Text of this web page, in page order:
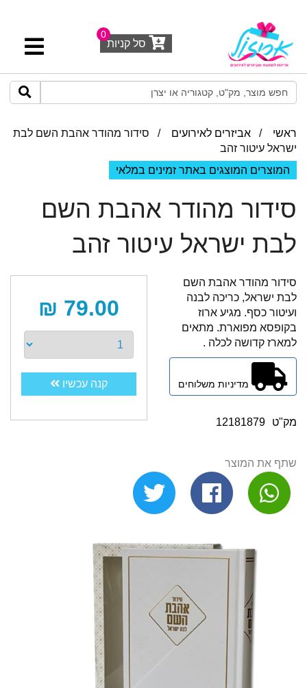
סל קניות
0
ראשי / אביזרים לאירועים / סידור מהודר אהבת השם לבת
ישראל עיטור זהב
המוצרים המוצגים באתר זמינים במלאי
סידור מהודר אהבת השם
לבת ישראל עיטור זהב
79.00 ₪
קנה עכשיו
סידור מהודר אהבת השם
לבת ישראל, כריכה לבנה
ועיטור כסף. מגיע ארוז
בקופסא מפוארת. מתאים
למארז קדושה לכלה .
מק"ט 12181879
שתף את המוצר